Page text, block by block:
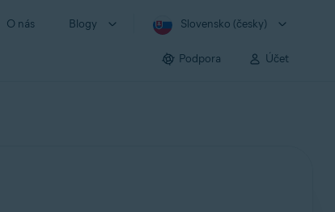
O nás Blogy Slovensko (česky)
Podpora Účet